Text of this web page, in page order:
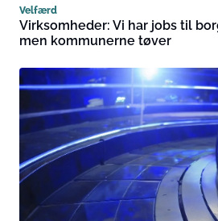
Velfærd
Virksomheder: Vi har jobs til
men kommunerne tøver